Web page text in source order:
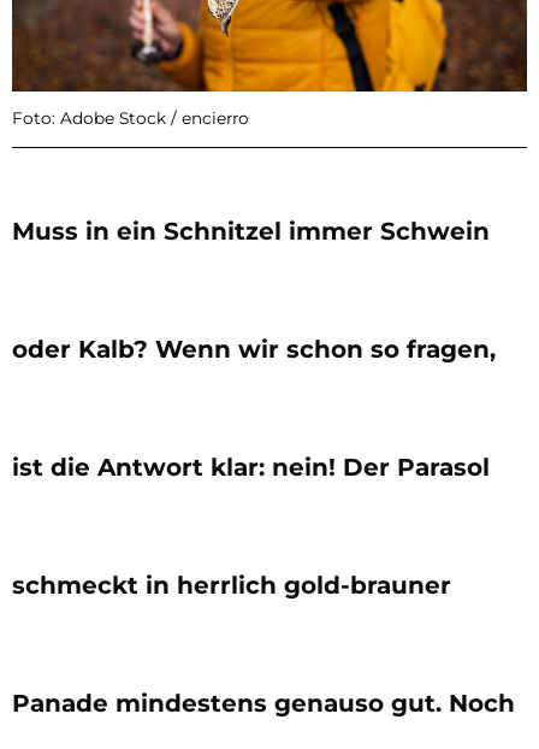
Foto: Adobe Stock / encierro
Muss in ein Schnitzel immer Schwein
oder Kalb? Wenn wir schon so fragen,
ist die Antwort klar: nein! Der Parasol
schmeckt in herrlich gold-brauner
Panade mindestens genauso gut. Noch